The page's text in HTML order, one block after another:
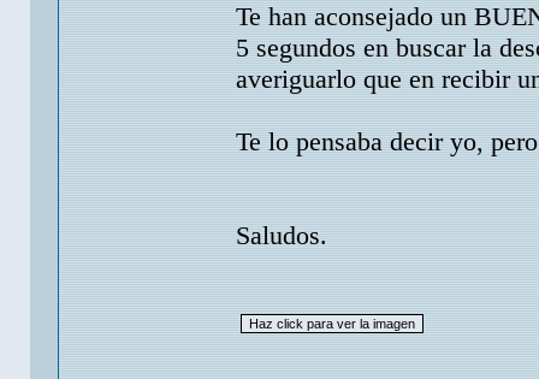
Te han aconsejado un
5 segundos en buscar la
averiguarlo que en recibir
Te lo pensaba decir yo,
Saludos.